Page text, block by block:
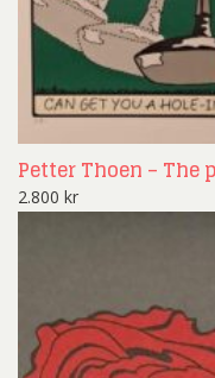
Petter Thoen –
2.800 kr